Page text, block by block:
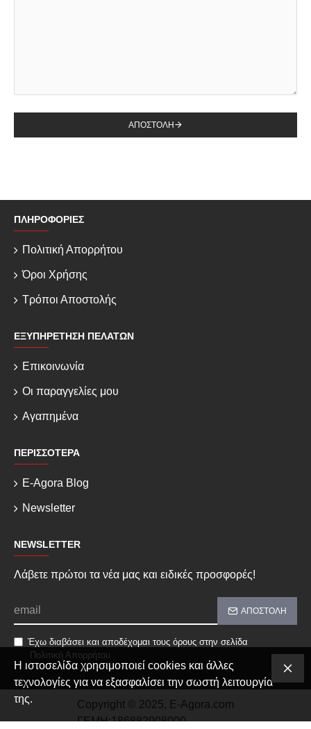
ΑΠΟΣΤΟΛΉ
ΠΛΗΡΟΦΟΡΊΕΣ
Πολιτική Απορρήτου
Όροι Χρήσης
Τρόποι Αποστολής
ΕΞΥΠΗΡΈΤΗΣΗ ΠΕΛΑΤΏΝ
Επικοινωνία
Οι παραγγελίες μου
Αγαπημένα
ΠΕΡΙΣΣΌΤΕΡΑ
E-Agora Blog
Newsletter
NEWSLETTER
Λάβετε πρώτοι τα νέα μας και ειδικές προσφορές!
ΑΠΟΣΤΟΛΉ
Έχω διαβάσει και αποδέχομαι τους όρους στην σελίδα
Πολιτική Απορρήτου
Copyright © 2025, E-Agora.com
ΓΕΜΗ:186882908000
Η ιστοσελίδα χρησιμοποιεί cookies και άλλες
τεχνολογίες για να εξασφαλίσει την σωστή λειτουργία
της.